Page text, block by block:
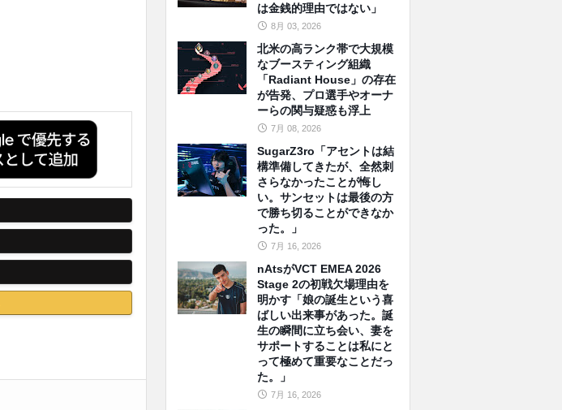
は金銭的理由ではない」
8月 03, 2026
北米の高ランク帯で大規模
なブースティング組織
「Radiant House」の存在
が告発、プロ選手やオーナ
ーらの関与疑惑も浮上
7月 08, 2026
SugarZ3ro「アセントは結
構準備してきたが、全然刺
さらなかったことが悔し
い。サンセットは最後の方
で勝ち切ることができなか
った。」
7月 16, 2026
nAtsがVCT EMEA 2026
Stage 2の初戦欠場理由を
明かす「娘の誕生という喜
ばしい出来事があった。誕
生の瞬間に立ち会い、妻を
サポートすることは私にと
って極めて重要なことだっ
た。」
7月 16, 2026